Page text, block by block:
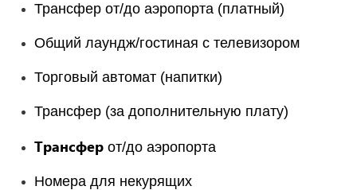
Трансфер от/до аэропорта (платный)
Общий лаундж/гостиная с телевизором
Торговый автомат (напитки)
Трансфер (за дополнительную плату)
Трансфер от/до аэропорта
Номера для некурящих